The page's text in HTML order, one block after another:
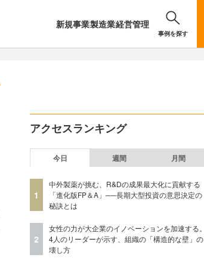
新規事業製造業経営管理
事例を探す
アクセスランキング
今日 週間 月間
1
中外製薬が挑む、R&Dの成果最大化に貢献する
「進化版FP＆A」──長期大型投資の意思決定の
秘訣とは
2
女性の力が大企業のイノベーションを加速する。
4人のリーダーが示す、組織の「構造的な壁」の
壊し方